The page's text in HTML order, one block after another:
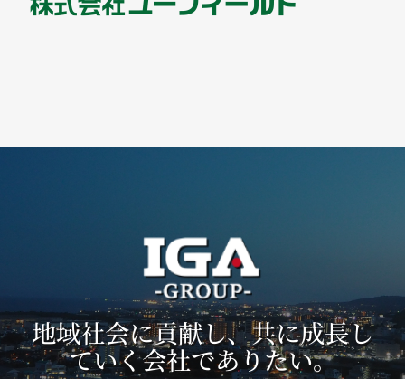
地域社会に貢献し、共に成長し
ていく会社でありたい。